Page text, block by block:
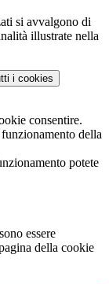
si avvalgono di
illustrate nella
i cookies
consentire.
della
potete
essere
della cookie